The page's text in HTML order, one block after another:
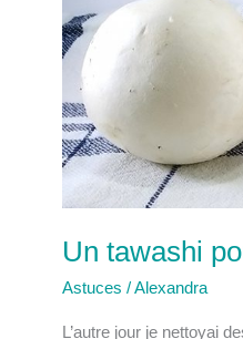
Un tawashi
Astuces /Alexandra
L’autre jour je nettoyai